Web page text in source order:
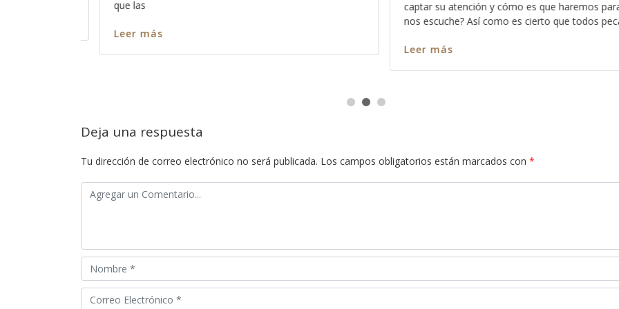
más profundo nos permite Dios ver en
en cada pasaja y más claro nos queda
Leer más
Deja una respuesta
Tu dirección de correo electrónico no será publicada. Los campos obligatorios están marcados con *